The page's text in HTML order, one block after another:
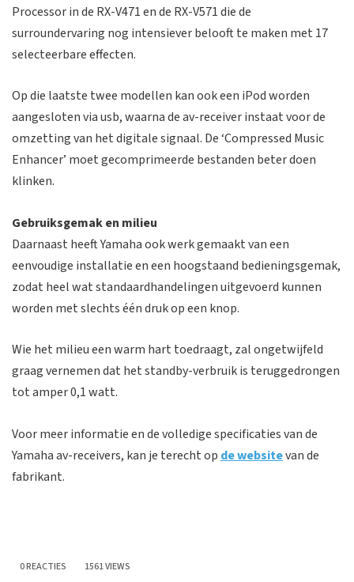
Processor in de RX-V471 en de RX-V571 die de
surroundervaring nog intensiever belooft te maken met 17
selecteerbare effecten.
Op die laatste twee modellen kan ook een iPod worden
aangesloten via usb, waarna de av-receiver instaat voor de
omzetting van het digitale signaal. De ‘Compressed Music
Enhancer’ moet gecomprimeerde bestanden beter doen
klinken.
Gebruiksgemak en milieu
Daarnaast heeft Yamaha ook werk gemaakt van een
eenvoudige installatie en een hoogstaand bedieningsgemak,
zodat heel wat standaardhandelingen uitgevoerd kunnen
worden met slechts één druk op een knop.
Wie het milieu een warm hart toedraagt, zal ongetwijfeld
graag vernemen dat het standby-verbruik is teruggedrongen
tot amper 0,1 watt.
Voor meer informatie en de volledige specificaties van de
Yamaha av-receivers, kan je terecht op de websitevan de
fabrikant.
0 REACTIES 1561 VIEWS